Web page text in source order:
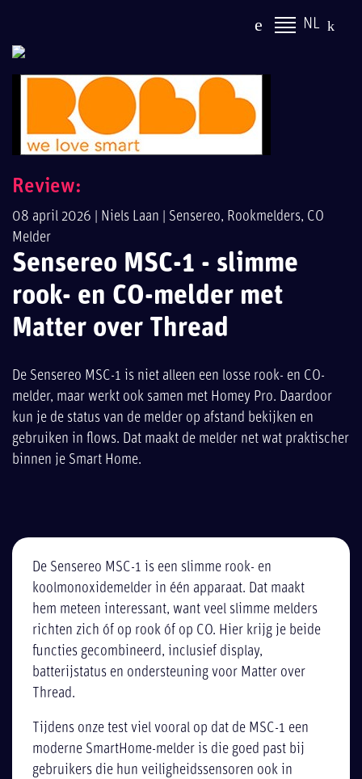
NL
Review:
08 april 2026 | Niels Laan Sensereo, Rookmelders, CO
Melder
Sensereo MSC-1 - slimme
rook- en CO-melder met
Matter over Thread
De Sensereo MSC-1 is niet alleen een losse rook- en CO-
melder, maar werkt ook samen met Homey Pro. Daardoor
kun je de status van de melder op afstand bekijken en
gebruiken in flows. Dat maakt de melder net wat praktischer
binnen je Smart Home.
De Sensereo MSC-1 is een slimme rook- en
koolmonoxidemelder in één apparaat. Dat maakt
hem meteen interessant, want veel slimme melders
richten zich óf op rook óf op CO. Hier krijg je beide
functies gecombineerd, inclusief display,
batterijstatus en ondersteuning voor Matter over
Thread.
Tijdens onze test viel vooral op dat de MSC-1 een
moderne SmartHome-melder is die goed past bij
gebruikers die hun veiligheidssensoren ook in